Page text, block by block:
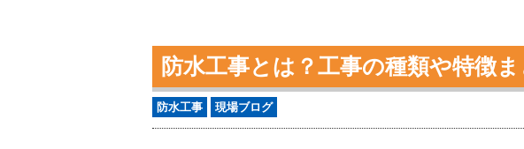
防水工事とは？工事の種類や特徴
防水工事 現場ブログ